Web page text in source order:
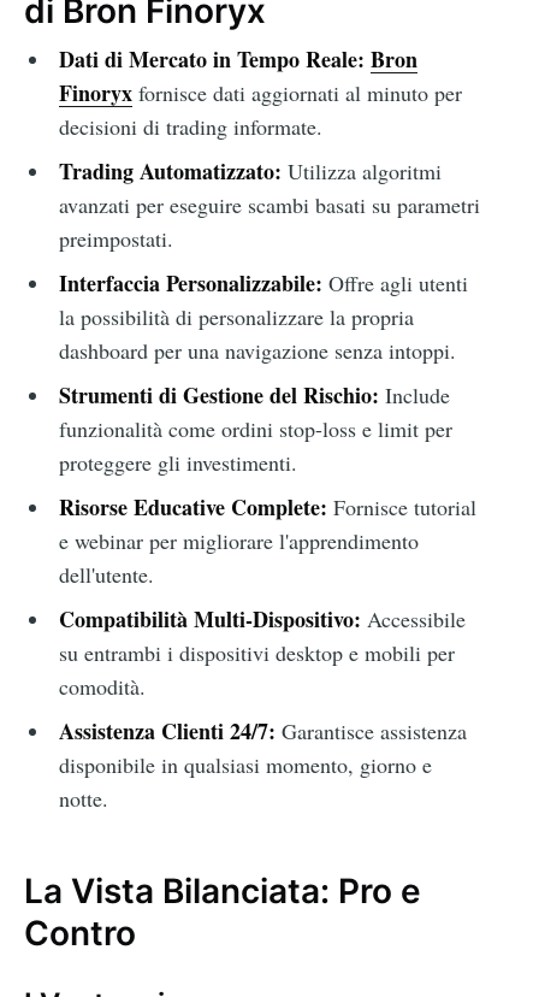
di Bron Finoryx
Dati di Mercato in Tempo Reale: Bron
Finoryxfornisce dati aggiornati al minuto per
decisioni di trading informate.
Trading Automatizzato: Utilizza algoritmi
avanzati per eseguire scambi basati su parametri
preimpostati.
Interfaccia Personalizzabile: Offre agli utenti
la possibilità di personalizzare la propria
dashboard per una navigazione senza intoppi.
Strumenti di Gestione del Rischio: Include
funzionalità come ordini stop-loss e limit per
proteggere gli investimenti.
Risorse Educative Complete: Fornisce tutorial
e webinar per migliorare l'apprendimento
dell'utente.
Compatibilità Multi-Dispositivo: Accessibile
su entrambi i dispositivi desktop e mobili per
comodità.
Assistenza Clienti 24/7: Garantisce assistenza
disponibile in qualsiasi momento, giorno e
notte.
La Vista Bilanciata: Pro e
Contro